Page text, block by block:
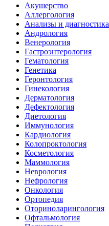
Акушерство
Аллергология
Анализы и диагностика
Андрология
Венерология
Гастроэнтерология
Гематология
Генетика
Геронтология
Гинекология
Дерматология
Дефектология
Диетология
Иммунология
Кардиология
Колопроктология
Косметология
Маммология
Неврология
Нефрология
Онкология
Ортопедия
Оториноларингология
Офтальмология